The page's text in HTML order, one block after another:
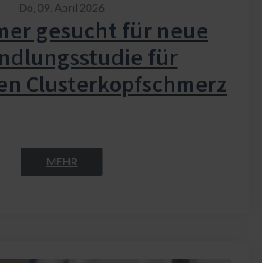
Do, 09. April 2026
gesucht für neue
für
Clusterkopfschmerz
MEHR